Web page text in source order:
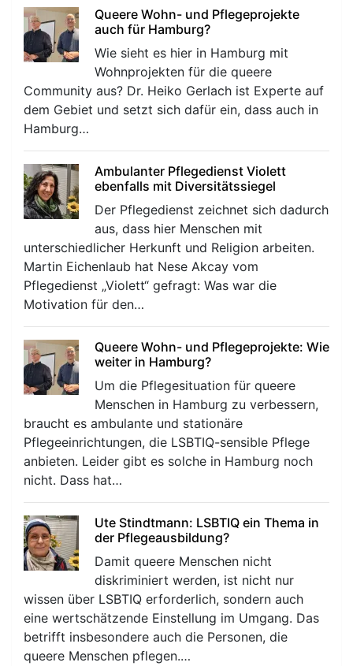
Queere Wohn- und Pflegeprojekte
auch für Hamburg?
Wie sieht es hier in Hamburg mit
Wohnprojekten für die queere
Community aus? Dr. Heiko Gerlach ist Experte auf
dem Gebiet und setzt sich dafür ein, dass auch in
Hamburg…
Ambulanter Pflegedienst Violett
ebenfalls mit Diversitätssiegel
Der Pflegedienst zeichnet sich dadurch
aus, dass hier Menschen mit
unterschiedlicher Herkunft und Religion arbeiten.
Martin Eichenlaub hat Nese Akcay vom
Pflegedienst „Violett“ gefragt: Was war die
Motivation für den…
Queere Wohn- und Pflegeprojekte: Wie
weiter in Hamburg?
Um die Pflegesituation für queere
Menschen in Hamburg zu verbessern,
braucht es ambulante und stationäre
Pflegeeinrichtungen, die LSBTIQ-sensible Pflege
anbieten. Leider gibt es solche in Hamburg noch
nicht. Dass hat…
Ute Stindtmann: LSBTIQ ein Thema in
der Pflegeausbildung?
Damit queere Menschen nicht
diskriminiert werden, ist nicht nur
wissen über LSBTIQ erforderlich, sondern auch
eine wertschätzende Einstellung im Umgang. Das
betrifft insbesondere auch die Personen, die
queere Menschen pflegen.…